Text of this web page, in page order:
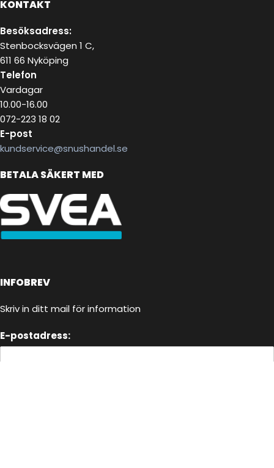
KONTAKT
Besöksadress:
Stenbocksvägen 1 C,
611 66 Nyköping
Telefon
Vardagar
10.00-16.00
072-223 18 02
E-post
kundservice@snushandel.se
BETALA SÄKERT MED
INFOBREV
Skriv in ditt mail för information
E-postadress: